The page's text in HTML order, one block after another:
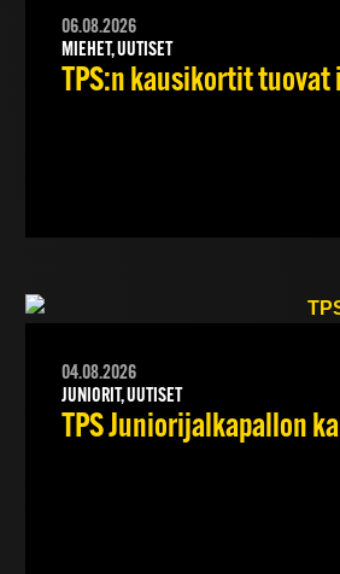
06.08.2026
MIEHET, UUTISET
TPS:n kausikortit
04.08.2026
JUNIORIT, UUTISET
TPS Juniorijalkapallon